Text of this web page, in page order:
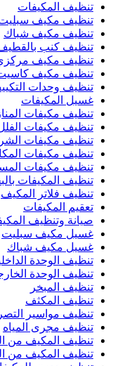
تنظيف المكيفات
تنظيف مكيف
تنظيف مكيف شباك
تنظيف كنب
تنظيف مكيف
تنظيف مكيف
تنظيف وحدات
غسيل المكيفات
تنظيف مكيفات
تنظيف مكيفات
تنظيف مكيفات
تنظيف مكيفات
تنظيف مكيفات
تنظيف المكيفات
تنظيف فلاتر المكيف
تعقيم المكيفات
صيانة وتنظيف
غسيل مكيف سبليت
غسيل مكيف شباك
تنظيف الوحدة
تنظيف الوحدة
تنظيف المبخر
تنظيف المكثف
تنظيف مواسير
تنظيف مجرى المياه
تنظيف المكيف من
تنظيف المكيف من